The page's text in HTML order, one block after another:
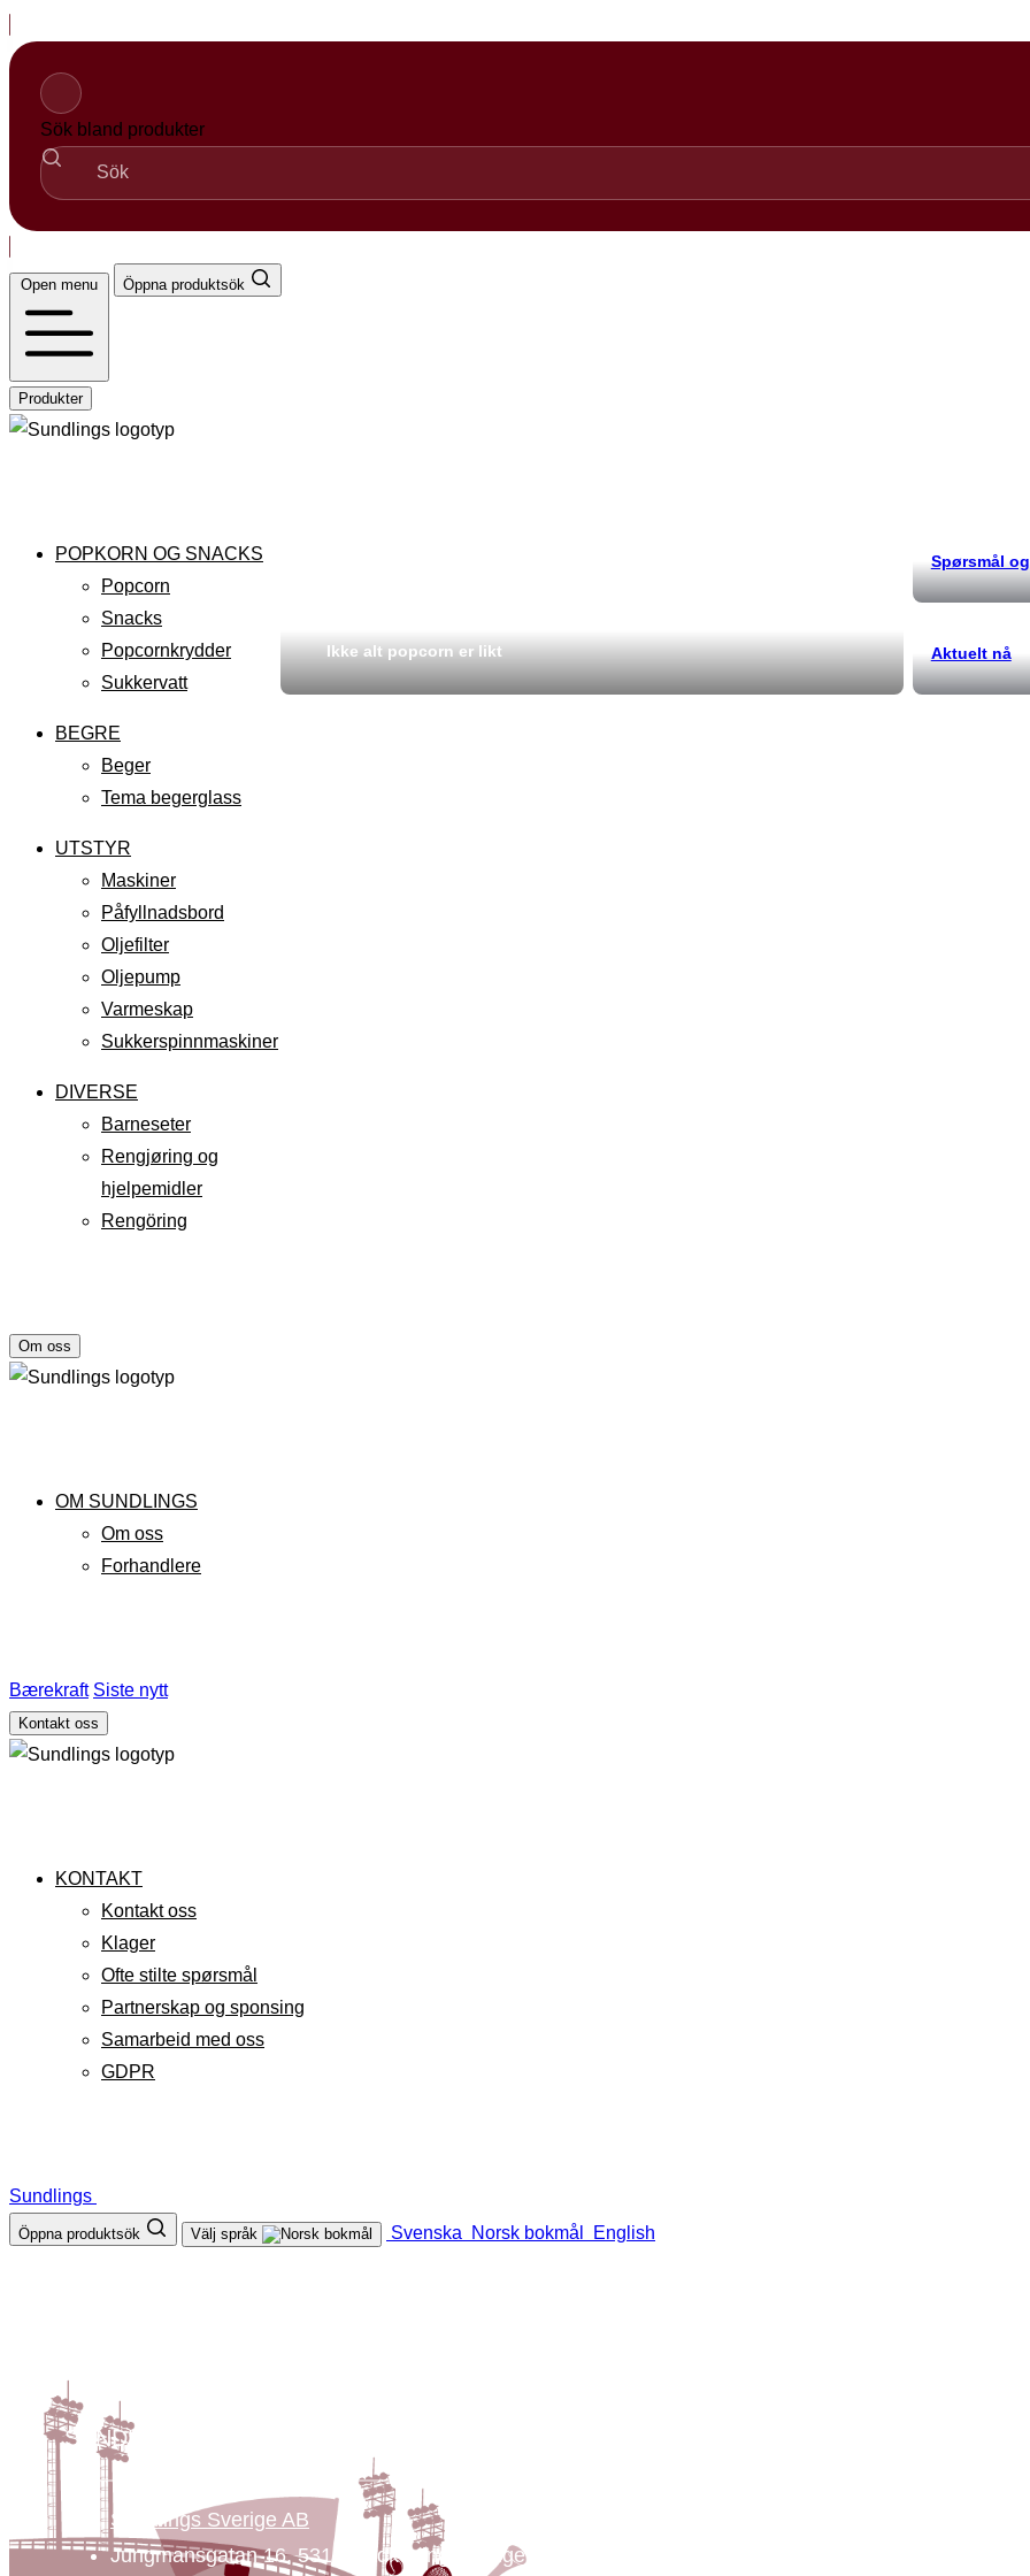
til
innhold
Sök bland produkter
Open menu Öppna produktsök
Produkter
POPKORN OG SNACKS
Popcorn
Snacks
Popcornkrydder
Sukkervatt
BEGRE
Beger
Tema begerglass
UTSTYR
Maskiner
Påfyllnadsbord
Oljefilter
Oljepump
Varmeskap
Sukkerspinnmaskiner
DIVERSE
Barneseter
Rengjøring og
hjelpemidler
Rengöring
Ikke alt popcorn er likt
Spørsmål
Aktuelt nå
Om oss
OM SUNDLINGS
Om oss
Forhandlere
Bærekraft Siste nytt
Kontakt oss
KONTAKT
Kontakt oss
Klager
Ofte stilte spørsmål
Partnerskap og sponsing
Samarbeid med oss
GDPR
Sundlings
Öppna produktsök Välj språk Svenska Norsk bokmål English
SUNDLINGS
Sundlings Sverige AB
Jungmansgatan 16, 53140 Lidköping Sverige